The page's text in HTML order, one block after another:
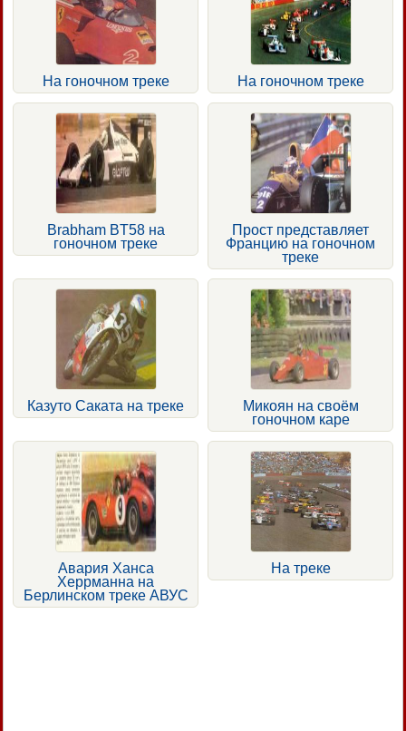
На гоночном треке На гоночном треке
Brabham BT58 на
гоночном треке
Прост представляет
Францию на гоночном
треке
Казуто Саката на треке
Микоян на своём
гоночном каре
Авария Ханса
Херрманна на
Берлинском треке АВУС
На треке